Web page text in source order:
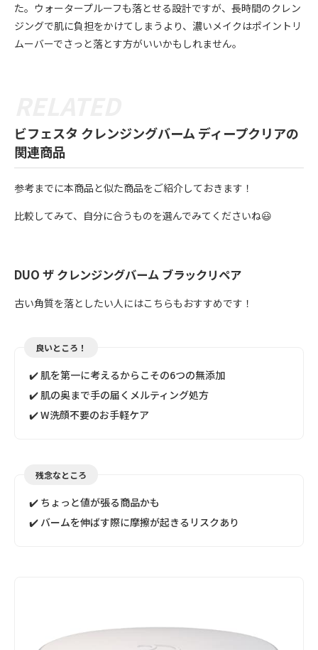
た。ウォータープルーフも落とせる設計ですが、長時間のクレン
ジングで肌に負担をかけてしまうより、濃いメイクはポイントリ
ムーバーでさっと落とす方がいいかもしれません。
ビフェスタ クレンジングバーム ディープクリアの
関連商品
参考までに本商品と似た商品をご紹介しておきます！
比較してみて、自分に合うものを選んでみてくださいね😃
DUO ザ クレンジングバーム ブラックリペア
古い角質を落としたい人にはこちらもおすすめです！
良いところ！
✔️ 肌を第一に考えるからこその6つの無添加
✔️ 肌の奥まで手の届くメルティング処方
✔️ W洗顔不要のお手軽ケア
残念なところ
✔️ ちょっと値が張る商品かも
✔️ バームを伸ばす際に摩擦が起きるリスクあり